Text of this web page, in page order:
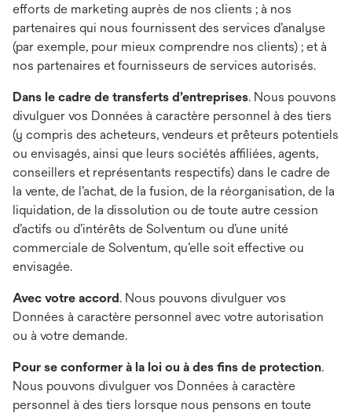
efforts de marketing auprès de nos clients ; à nos
partenaires qui nous fournissent des services d’analyse
(par exemple, pour mieux comprendre nos clients) ; et à
nos partenaires et fournisseurs de services autorisés.
Dans le cadre de transferts d’entreprises. Nous pouvons
divulguer vos Données à caractère personnel à des tiers
(y compris des acheteurs, vendeurs et prêteurs potentiels
ou envisagés, ainsi que leurs sociétés affiliées, agents,
conseillers et représentants respectifs) dans le cadre de
la vente, de l’achat, de la fusion, de la réorganisation, de la
liquidation, de la dissolution ou de toute autre cession
d’actifs ou d’intérêts de Solventum ou d’une unité
commerciale de Solventum, qu’elle soit effective ou
envisagée.
Avec votre accord. Nous pouvons divulguer vos
Données à caractère personnel avec votre autorisation
ou à votre demande.
Pour se conformer à la loi ou à des fins de protection.
Nous pouvons divulguer vos Données à caractère
personnel à des tiers lorsque nous pensons en toute